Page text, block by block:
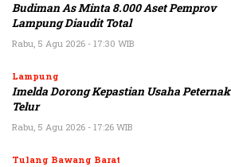
Budiman As Minta 8.000 Aset Pemprov
Lampung Diaudit Total
Rabu, 5 Agu 2026 - 17:30 WIB
Lampung
Imelda Dorong Kepastian Usaha Peternak
Telur
Rabu, 5 Agu 2026 - 17:26 WIB
Tulang Bawang Barat